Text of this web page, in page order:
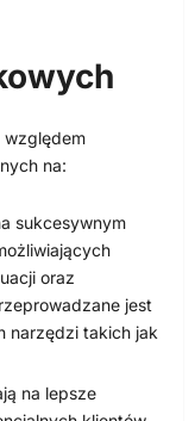
względem
na:
sukcesywnym
oraz
jest
narzędzi takich jak
na lepsze